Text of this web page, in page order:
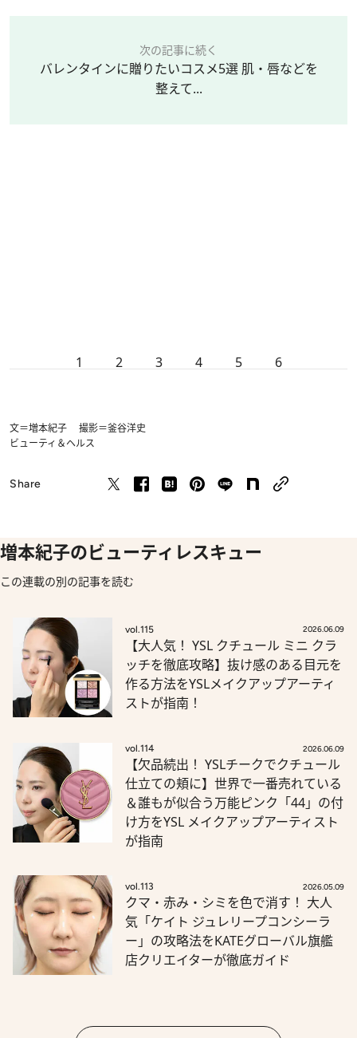
次の記事に続く
バレンタインに贈りたいコスメ5選 肌・唇などを
整えて...
1 2 3 4 5 6
文＝増本紀子 撮影＝釜谷洋史
ビューティ＆ヘルス
Share
増本紀子のビューティレスキュー
この連載の別の記事を読む
vol.115 2026.06.09
【大人気！ YSL クチュール ミニ クラ
ッチを徹底攻略】抜け感のある目元を
作る方法をYSLメイクアップアーティ
ストが指南！
vol.114 2026.06.09
【欠品続出！ YSLチークでクチュール
仕立ての頬に】世界で一番売れている
＆誰もが似合う万能ピンク「44」の付
け方をYSL メイクアップアーティスト
が指南
vol.113 2026.05.09
クマ・赤み・シミを色で消す！ 大人
気「ケイト ジュレリープコンシーラ
ー」の攻略法をKATEグローバル旗艦
店クリエイターが徹底ガイド